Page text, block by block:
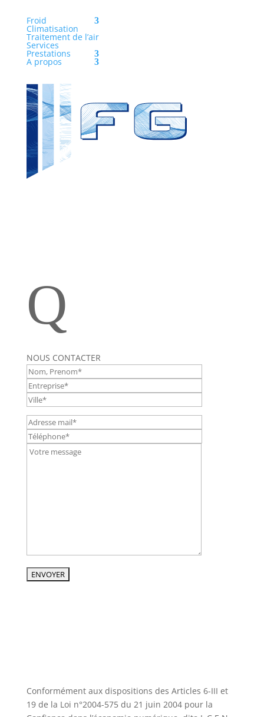
Froid
Climatisation
Traitement de l’air
Services
Prestations
A propos
Q
NOUS CONTACTER
Conformément aux dispositions des Articles 6-III et
19 de la Loi n°2004-575 du 21 juin 2004 pour la